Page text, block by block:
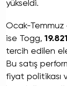
yükseldi.
Ocak-Temmuz
ise Togg,
tercih edilen
Bu satış
fiyat politikası